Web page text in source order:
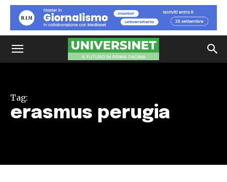
Tag:
erasmus perugia